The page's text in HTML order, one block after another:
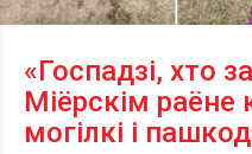
«Госпадзі, хто
Міёрскім раёне
могілкі і